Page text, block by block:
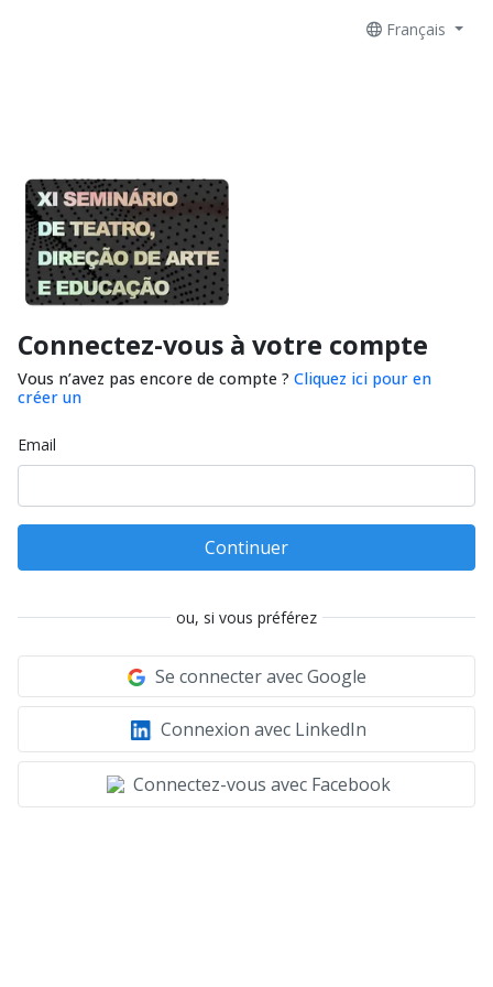
Français
Connectez-vous à votre compte
Vous n’avez pas encore de compte ? Cliquez ici pour en
créer un
Email
Continuer
ou, si vous préférez
Se connecter avec Google
Connexion avec LinkedIn
Connectez-vous avec Facebook